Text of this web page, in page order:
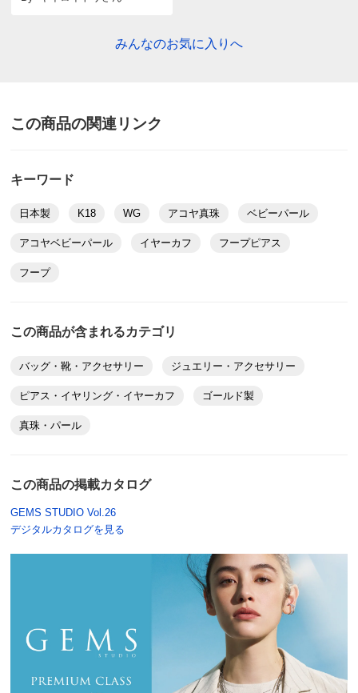
みんなのお気に入りへ
この商品の関連リンク
キーワード
日本製 K18 WG アコヤ真珠 ベビーパール
アコヤベビーパール イヤーカフ フープピアス
フープ
この商品が含まれるカテゴリ
バッグ・靴・アクセサリー ジュエリー・アクセサリー
ピアス・イヤリング・イヤーカフ ゴールド製
真珠・パール
この商品の掲載カタログ
GEMS STUDIO Vol.26
デジタルカタログを見る